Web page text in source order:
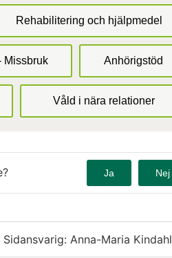
Rehabilitering och hjälpmedel
Missbruk Anhörigstöd
Våld i nära relationer
Ja Nej
Sidansvarig: Anna-Maria Kindahl